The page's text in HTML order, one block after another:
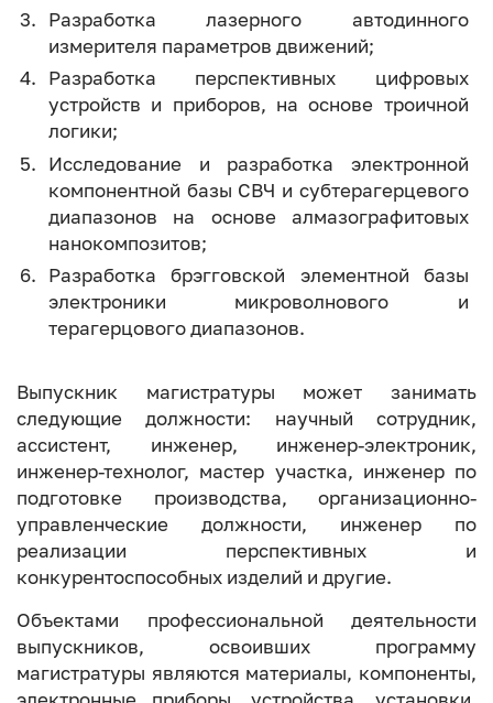
Разработка лазерного автодинного
измерителя параметров движений;
Разработка перспективных цифровых
устройств и приборов, на основе троичной
логики;
Исследование и разработка электронной
компонентной базы СВЧ и субтерагерцевого
диапазонов на основе алмазографитовых
нанокомпозитов;
Разработка брэгговской элементной базы
электроники микроволнового и
терагерцового диапазонов.
Выпускник магистратуры может занимать
следующие должности: научный сотрудник,
ассистент, инженер, инженер-электроник,
инженер-технолог, мастер участка, инженер по
подготовке производства, организационно-
управленческие должности, инженер по
реализации перспективных и
конкурентоспособных изделий и другие.
Объектами профессиональной деятельности
выпускников, освоивших программу
магистратуры являются материалы, компоненты,